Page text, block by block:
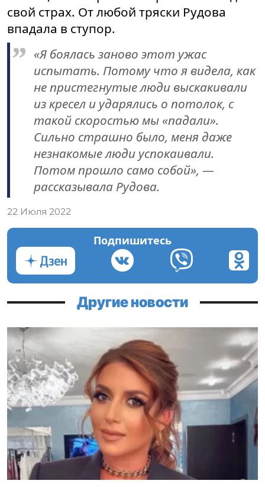
свой страх. От любой тряски Рудова
впадала в ступор.
«Я боялась заново этот ужас
испытать. Потому что я видела, как
не пристегнутые люди выскакивали
из кресел и ударялись о потолок, с
такой скоростью мы «падали».
Сильно страшно было, меня даже
незнакомые люди успокаивали.
Потом прошло само собой», —
рассказывала Рудова.
22 Июля 2022
Подпишитесь
Другие новости